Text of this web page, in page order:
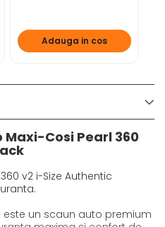
Adauga in cos
Cosi Pearl 360
v2 i-Size Authentic
este un scaun auto premium